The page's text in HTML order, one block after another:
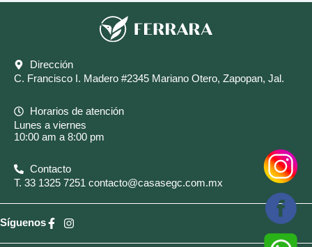
Dirección
C. Francisco I. Madero #2345 Mariano Otero, Zapopan, Jal.
Horarios de atención
Lunes a viernes
10:00 am a 8:00 pm
Contacto
T. 33 1325 7251 contacto@casasegc.com.mx
Síguenos